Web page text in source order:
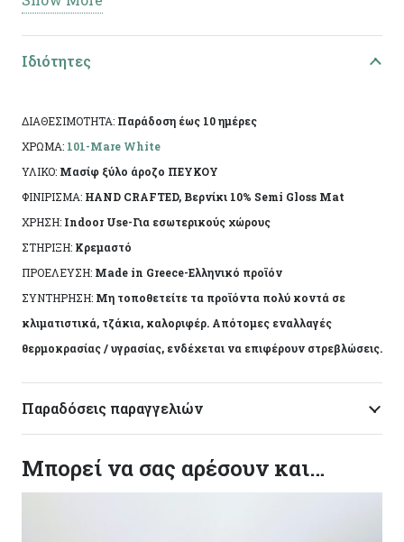
– Χειροποίητη Κατασκευή: Κάθε κομμάτι είναι
εξασφαλίζοντας ποιότητα και αυθεντικότητα.
ενέργεια της ευημερίας και της προστασίας,
ιδανικό για νέα ξεκινήματα ή εορταστικές
εκδηλώσεις.
-Κατασκευασμένο από μασίφ ξύλο πεύκου.
-253828-
Μια ξεχωριστή επιλογή που θα εντυπωσιάσει και
θα ταιριάξει σε κάθε γωνιά του χώρου σας.
ενέργεια που αξίζουν όλοι.
Ιδιότητες
ΔΙΑΘΕΣΙΜΟΤΗΤΑ: Παράδοση έως 10 ημέρες
ΧΡΩΜΑ: 101-Mare White
ΥΛΙΚΟ: Μασίφ ξύλο άροζο ΠΕΥΚΟΥ
ΦΙΝΙΡΙΣΜΑ: HAND CRAFTED, Βερνίκι 10% Semi Gloss Mat
ΧΡΗΣΗ: Indoor Use-Για εσωτερικούς χώρους
ΣΤΗΡΙΞΗ: Κρεμαστό
ΠΡΟΕΛΕΥΣΗ: Made in Greece-Ελληνικό προϊόν
ΣΥΝΤΗΡΗΣΗ: Μη τοποθετείτε τα προϊόντα πολύ κοντά σε
κλιματιστικά, τζάκια, καλοριφέρ. Απότομες εναλλαγές
θερμοκρασίας / υγρασίας, ενδέχεται να επιφέρουν στρεβλώσεις.
Παραδόσεις παραγγελιών
Μπορεί να σας αρέσουν και…